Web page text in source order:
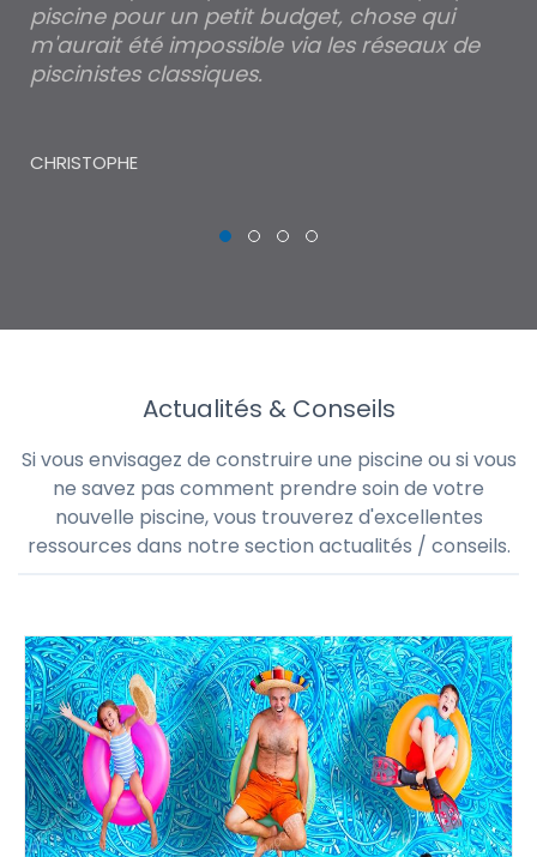
piscine pour un petit budget, chose qui
m'aurait été impossible via les réseaux de
piscinistes classiques.
CHRISTOPHE
Actualités & Conseils
Si vous envisagez de construire une piscine ou si vous
ne savez pas comment prendre soin de votre
nouvelle piscine, vous trouverez d'excellentes
ressources dans notre section actualités / conseils.